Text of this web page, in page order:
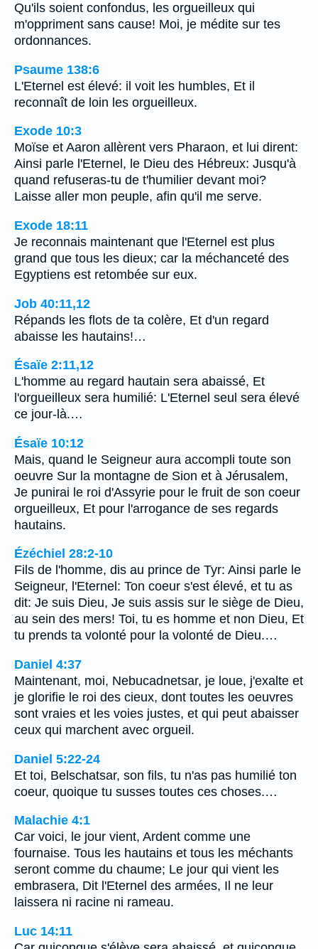
Qu'ils soient confondus, les orgueilleux qui
m'oppriment sans cause! Moi, je médite sur tes
ordonnances.
Psaume 138:6
L'Eternel est élevé: il voit les humbles, Et il
reconnaît de loin les orgueilleux.
Exode 10:3
Moïse et Aaron allèrent vers Pharaon, et lui dirent:
Ainsi parle l'Eternel, le Dieu des Hébreux: Jusqu'à
quand refuseras-tu de t'humilier devant moi?
Laisse aller mon peuple, afin qu'il me serve.
Exode 18:11
Je reconnais maintenant que l'Eternel est plus
grand que tous les dieux; car la méchanceté des
Egyptiens est retombée sur eux.
Job 40:11,12
Répands les flots de ta colère, Et d'un regard
abaisse les hautains!…
Ésaïe 2:11,12
L'homme au regard hautain sera abaissé, Et
l'orgueilleux sera humilié: L'Eternel seul sera élevé
ce jour-là.…
Ésaïe 10:12
Mais, quand le Seigneur aura accompli toute son
oeuvre Sur la montagne de Sion et à Jérusalem,
Je punirai le roi d'Assyrie pour le fruit de son coeur
orgueilleux, Et pour l'arrogance de ses regards
hautains.
Ézéchiel 28:2-10
Fils de l'homme, dis au prince de Tyr: Ainsi parle le
Seigneur, l'Eternel: Ton coeur s'est élevé, et tu as
dit: Je suis Dieu, Je suis assis sur le siège de Dieu,
au sein des mers! Toi, tu es homme et non Dieu, Et
tu prends ta volonté pour la volonté de Dieu.…
Daniel 4:37
Maintenant, moi, Nebucadnetsar, je loue, j'exalte et
je glorifie le roi des cieux, dont toutes les oeuvres
sont vraies et les voies justes, et qui peut abaisser
ceux qui marchent avec orgueil.
Daniel 5:22-24
Et toi, Belschatsar, son fils, tu n'as pas humilié ton
coeur, quoique tu susses toutes ces choses.…
Malachie 4:1
Car voici, le jour vient, Ardent comme une
fournaise. Tous les hautains et tous les méchants
seront comme du chaume; Le jour qui vient les
embrasera, Dit l'Eternel des armées, Il ne leur
laissera ni racine ni rameau.
Luc 14:11